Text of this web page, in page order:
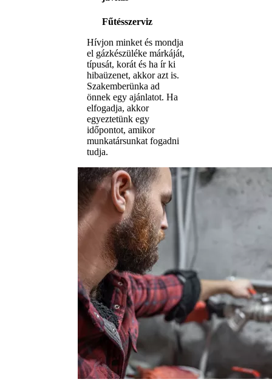
Fűtésszerviz
Hívjon minket és mondja
el gázkészüléke márkáját,
típusát, korát és ha ír ki
hibaüzenet, akkor azt is.
Szakemberünka ad
önnek egy ajánlatot. Ha
elfogadja, akkor
egyeztetünk egy
időpontot, amikor
munkatársunkat fogadni
tudja.